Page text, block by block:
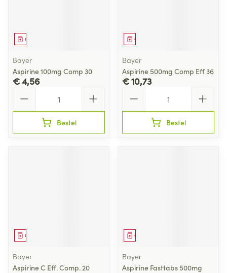
Geneesmiddel
Bayer
Aspirine 100mg Comp 30
€ 4,56
Bestel
Geneesmiddel
Bayer
Aspirine 500mg Comp Eff 36
€ 10,73
Bestel
Geneesmiddel
Bayer
Aspirine C Eff. Comp. 20
Geneesmiddel
Bayer
Aspirine Fasttabs 500mg